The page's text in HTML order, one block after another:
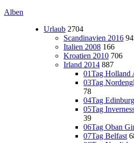
Alben
Urlaub 2704
Scandinavien 2016
Italien 2008 166
Kroatien 2010 706
Irland 2014 887
01Tag Holland
03Tag
78
04Tag
05Tag
39
06Tag Oban
07Tag Belfast